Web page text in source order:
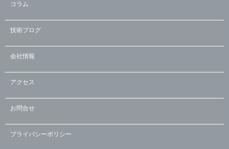
コラム
技術ブログ
会社情報
アクセス
お問合せ
プライバシーポリシー